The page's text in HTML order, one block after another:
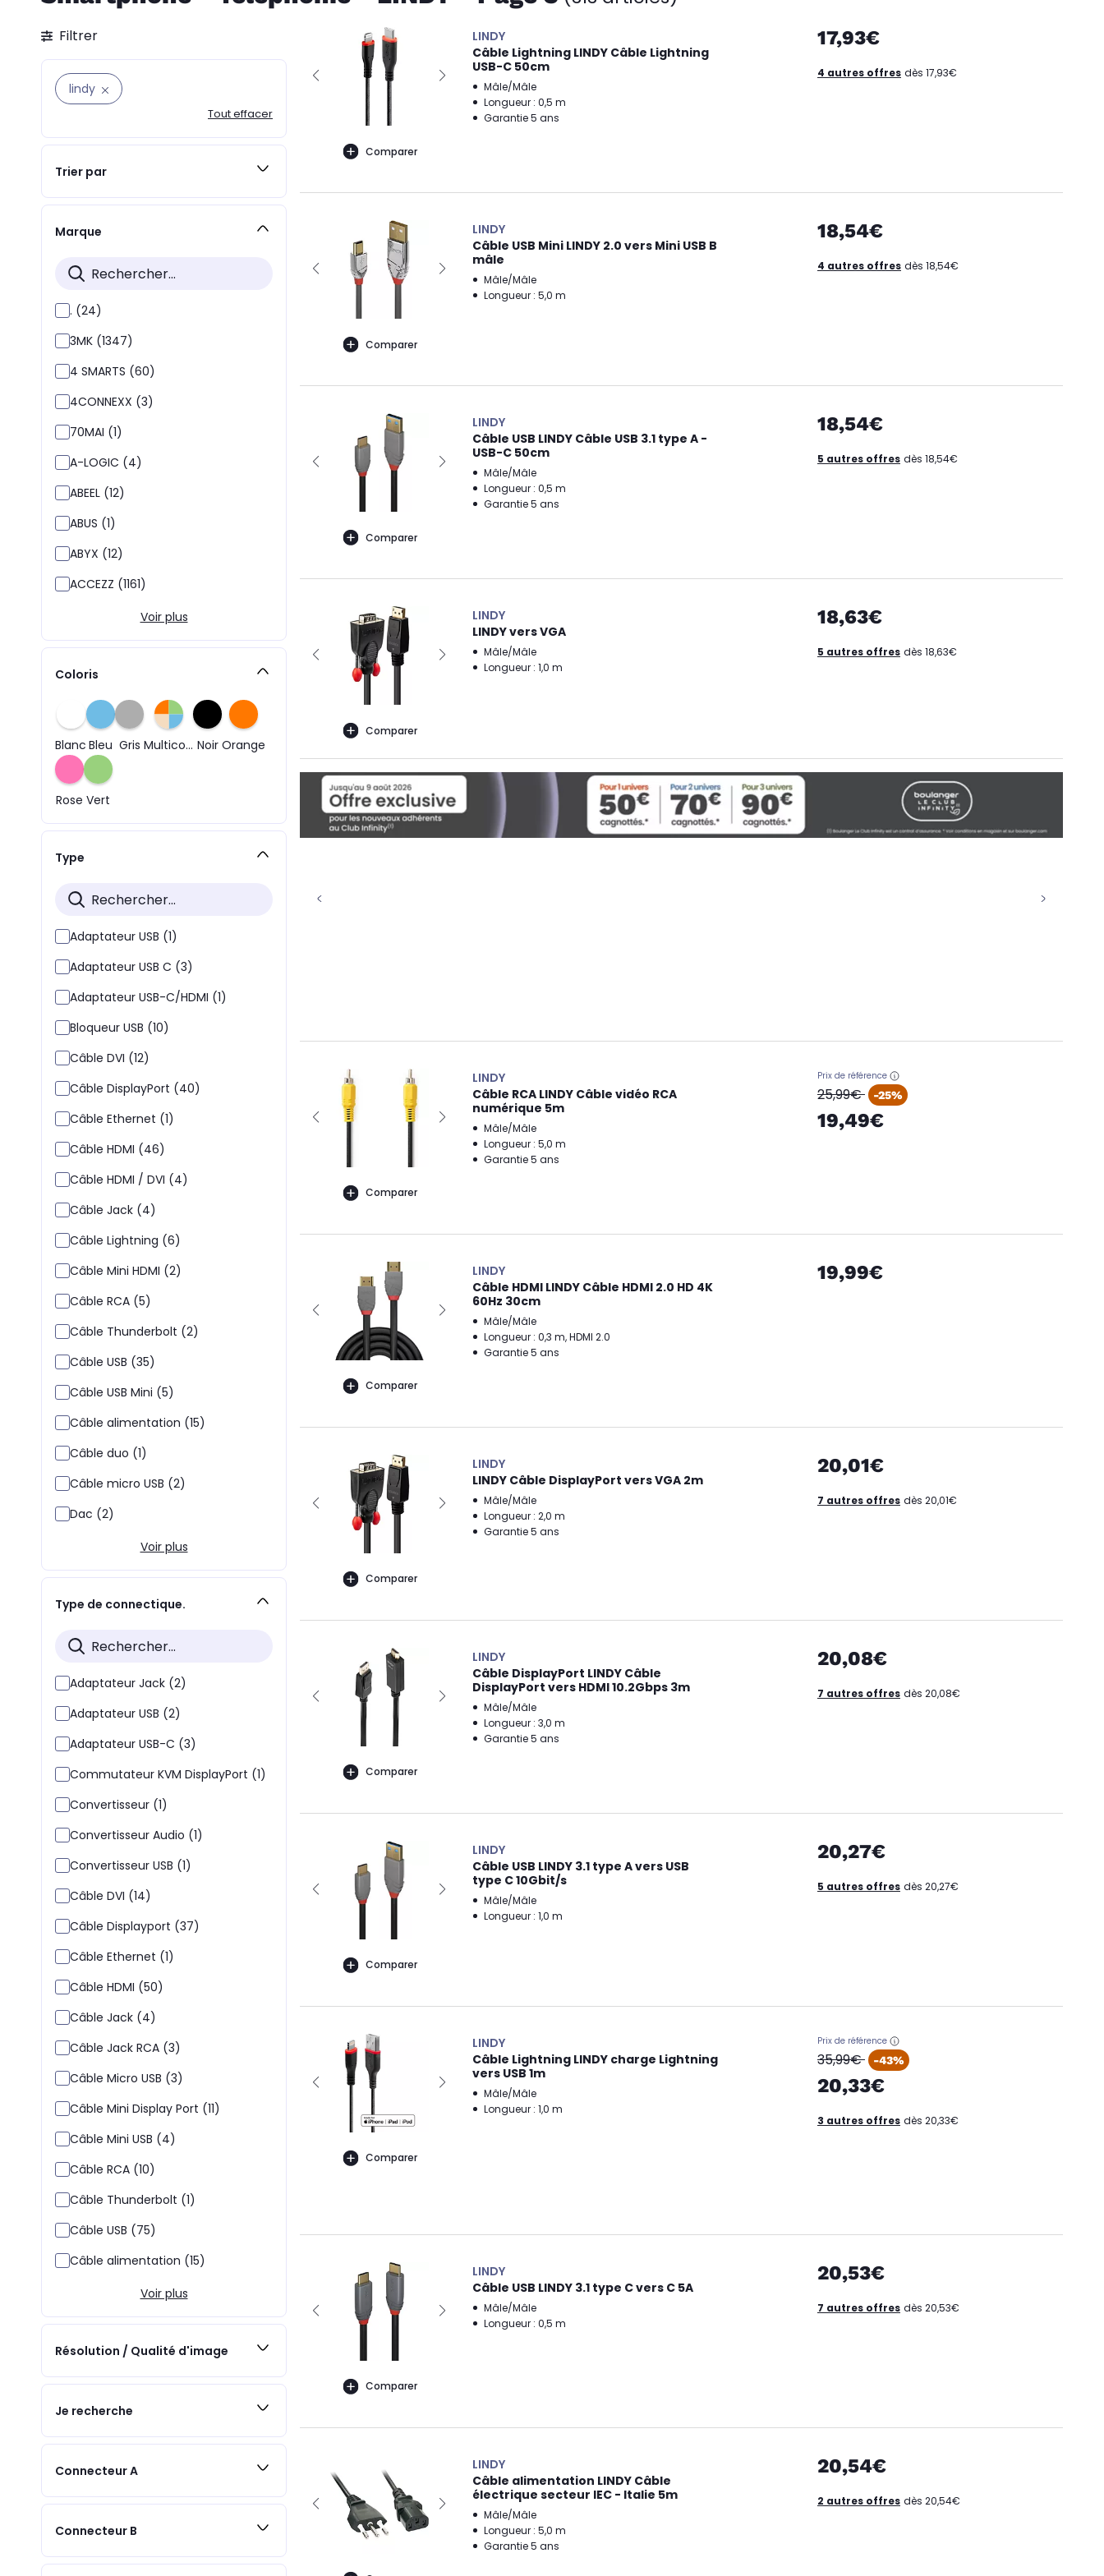
Filtrer
lindy
Tout effacer
Trier par
Marque
. (24)
3MK (1347)
4 SMARTS (60)
4CONNEXX (3)
70MAI (1)
A-LOGIC (4)
ABEEL (12)
ABUS (1)
ABYX (12)
ACCEZZ (1161)
Voir plus
Coloris
Blanc Bleu Gris Multicolore Noir Orange
Rose Vert
Type
Adaptateur USB (1)
Adaptateur USB C (3)
Adaptateur USB-C/HDMI (1)
Bloqueur USB (10)
Câble DVI (12)
Câble DisplayPort (40)
Câble Ethernet (1)
Câble HDMI (46)
Câble HDMI / DVI (4)
Câble Jack (4)
Câble Lightning (6)
Câble Mini HDMI (2)
Câble RCA (5)
Câble Thunderbolt (2)
Câble USB (35)
Câble USB Mini (5)
Câble alimentation (15)
Câble duo (1)
Câble micro USB (2)
Dac (2)
Voir plus
Type de connectique.
Adaptateur Jack (2)
Adaptateur USB (2)
Adaptateur USB-C (3)
Commutateur KVM DisplayPort (1)
Convertisseur (1)
Convertisseur Audio (1)
Convertisseur USB (1)
Câble DVI (14)
Câble Displayport (37)
Câble Ethernet (1)
Câble HDMI (50)
Câble Jack (4)
Câble Jack RCA (3)
Câble Micro USB (3)
Câble Mini Display Port (11)
Câble Mini USB (4)
Câble RCA (10)
Câble Thunderbolt (1)
Câble USB (75)
Câble alimentation (15)
Voir plus
Résolution / Qualité d'image
Je recherche
Connecteur A
Connecteur B
Comparer
LINDY
Câble Lightning LINDY Câble Lightning
USB-C 50cm
Mâle/Mâle
Longueur : 0,5 m
Garantie 5 ans
17,93€
4 autres offres dès 17,93€
Comparer
LINDY
Câble USB Mini LINDY 2.0 vers Mini USB B
mâle
Mâle/Mâle
Longueur : 5,0 m
18,54€
4 autres offres dès 18,54€
Comparer
LINDY
Câble USB LINDY Câble USB 3.1 type A -
USB-C 50cm
Mâle/Mâle
Longueur : 0,5 m
Garantie 5 ans
18,54€
5 autres offres dès 18,54€
Comparer
LINDY
LINDY vers VGA
Mâle/Mâle
Longueur : 1,0 m
18,63€
5 autres offres dès 18,63€
Comparer
LINDY
Câble RCA LINDY Câble vidéo RCA
numérique 5m
Mâle/Mâle
Longueur : 5,0 m
Garantie 5 ans
Prix de référence
oldPrice
25,99€ -25%
19,49€
Comparer
LINDY
Câble HDMI LINDY Câble HDMI 2.0 HD 4K
60Hz 30cm
Mâle/Mâle
Longueur : 0,3 m, HDMI 2.0
Garantie 5 ans
19,99€
Comparer
LINDY
LINDY Câble DisplayPort vers VGA 2m
Mâle/Mâle
Longueur : 2,0 m
Garantie 5 ans
20,01€
7 autres offres dès 20,01€
Comparer
LINDY
Câble DisplayPort LINDY Câble
DisplayPort vers HDMI 10.2Gbps 3m
Mâle/Mâle
Longueur : 3,0 m
Garantie 5 ans
20,08€
7 autres offres dès 20,08€
Comparer
LINDY
Câble USB LINDY 3.1 type A vers USB
type C 10Gbit/s
Mâle/Mâle
Longueur : 1,0 m
20,27€
5 autres offres dès 20,27€
Comparer
LINDY
Câble Lightning LINDY charge Lightning
vers USB 1m
Mâle/Mâle
Longueur : 1,0 m
Prix de référence
oldPrice
35,99€ -43%
20,33€
3 autres offres dès 20,33€
Comparer
LINDY
Câble USB LINDY 3.1 type C vers C 5A
Mâle/Mâle
Longueur : 0,5 m
20,53€
7 autres offres dès 20,53€
LINDY
Câble alimentation LINDY Câble
électrique secteur IEC - Italie 5m
Mâle/Mâle
Longueur : 5,0 m
Garantie 5 ans
20,54€
2 autres offres dès 20,54€